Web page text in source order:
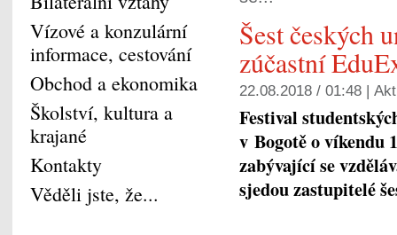
Šest českých
zúčastní
22.08.2018 / 01:48 |
Festival
v Bogotě o víkendu
zabývající se
sjedou zastupitelé
Vízové a konzulární
informace, cestování
Obchod a ekonomika
Školství, kultura a
krajané
Kontakty
Věděli jste, že...